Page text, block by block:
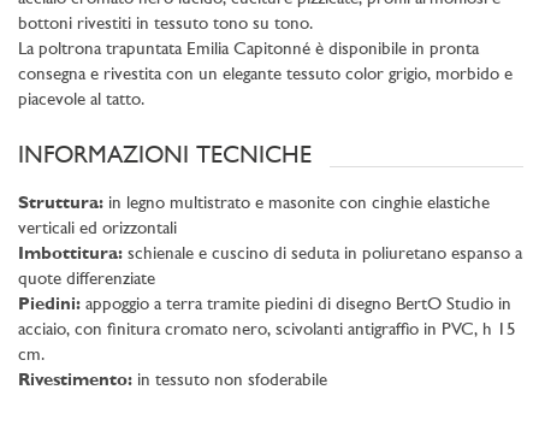
bottoni rivestiti in tessuto tono su tono.
La poltrona trapuntata Emilia Capitonné è disponibile in pronta
consegna e rivestita con un elegante tessuto color grigio, morbido e
piacevole al tatto.
INFORMAZIONI TECNICHE
Struttura: in legno multistrato e masonite con cinghie elastiche
verticali ed orizzontali
Imbottitura: schienale e cuscino di seduta in poliuretano espanso a
quote differenziate
Piedini: appoggio a terra tramite piedini di disegno BertO Studio in
acciaio, con finitura cromato nero, scivolanti antigraffio in PVC, h 15
cm.
Rivestimento: in tessuto non sfoderabile